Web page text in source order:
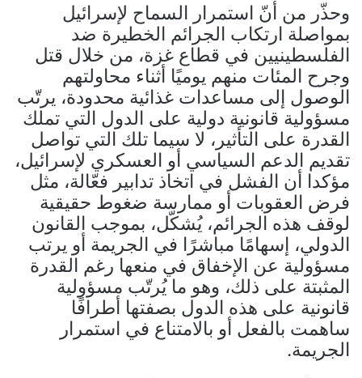
وحذّر من أنّ استمرار السماح لإسرائيل
بمواصلة ارتكاب الجرائم الخطيرة ضد
الفلسطينيين في قطاع غزة، من خلال قتل
وجرح المئات منهم يوميًا أثناء محاولتهم
الوصول إلى مساعدات غذائية محدودة، يرتّب
مسؤولية قانونية دولية على الدول التي تملك
القدرة على التأثير، لا سيما تلك التي تواصل
تقديم الدعم السياسي أو العسكري لإسرائيل،
مؤكدا أن الفشل في اتخاذ تدابير فعّالة، مثل
فرض العقوبات أو ممارسة ضغوط حقيقية
لوقف هذه الجرائم، يُشكّل، بموجب القانون
الدولي، إسهامًا مباشرًا في الجريمة أو يرتب
مسؤولية عن الإخفاق في منعها رغم القدرة
المثبتة على ذلك، وهو ما يُرتّب مسؤولية
قانونية على هذه الدول بصفتها أطرافًا
ساهمت بالفعل أو بالامتناع في استمرار
الجريمة.